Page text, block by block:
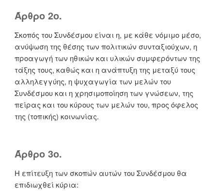
Άρθρο 2ο.
Σκοπός του Συνδέσμου είναι η, με κάθε νόμιμο μέσο,
ανύψωση της θέσης των πολιτικών συνταξιούχων, η
προαγωγή των ηθικών και υλικών συμφερόντων της
τάξης τους, καθώς και η ανάπτυξη της μεταξύ τους
αλληλεγγύης, η ψυχαγωγία των μελών του
Συνδέσμου και η χρησιμοποίηση των γνώσεων, της
πείρας και του κύρους των μελών του, προς όφελος
της (τοπικής) κοινωνίας.
Άρθρο 3ο.
Η επίτευξη των σκοπών αυτών του Συνδέσμου θα
επιδιωχθεί κύρια: